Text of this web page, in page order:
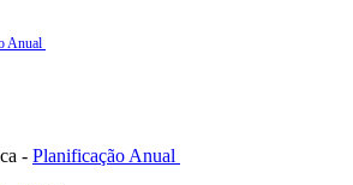
Anual
- Planificação Anual